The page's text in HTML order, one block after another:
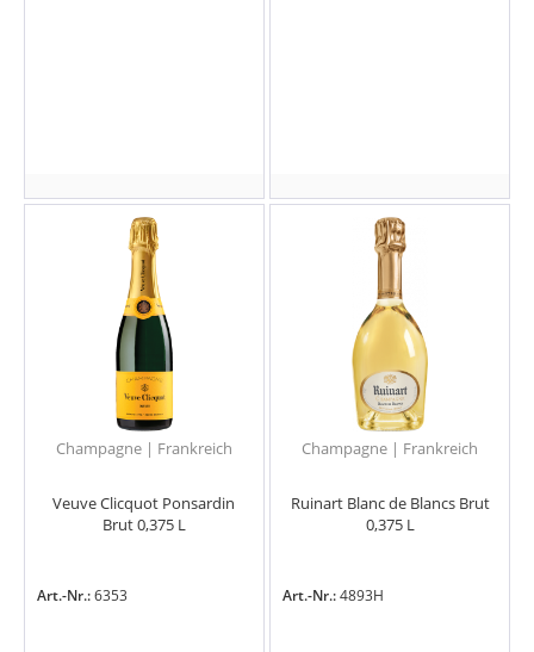
Champagne | Frankreich
Veuve Clicquot Ponsardin
Brut 0,375 L
Art.-Nr.:6353
Champagne | Frankreich
Ruinart Blanc de Blancs Brut
0,375 L
Art.-Nr.:4893H